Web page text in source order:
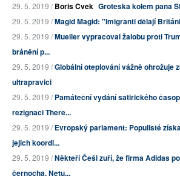
29. 5. 2019 /Boris Cvek Groteska kolem pana
29. 5. 2019 /Magid Magid: "Imigranti dělají
29. 5. 2019 /Mueller vypracoval žalobu proti
bránění p...
29. 5. 2019 /Globální oteplování vážně ohrožuje
ultrapravici
29. 5. 2019 /Památeční vydání satirického
rezignaci There...
29. 5. 2019 /Evropský parlament: Populisté
jejich koordi...
29. 5. 2019 /Někteří Češi zuří, že firma Adidas
černocha. Netu...